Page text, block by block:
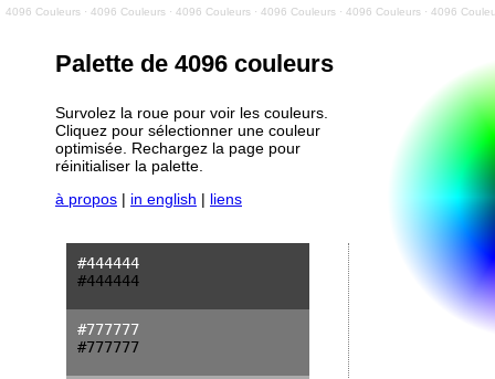
Palette de 4096 couleurs
4096 Couleurs · 4096 Couleurs · 4096 Couleurs · 4096 Couleurs · 4096 Couleurs · 4096
Survolez la roue pour voir les couleurs.
Cliquez pour sélectionner une couleur
optimisée. Rechargez la page pour
réinitialiser la palette.
à propos | in english | liens
#444444
#444444
#777777
#777777